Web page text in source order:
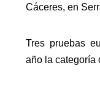
Cáceres, en
Tres pruebas
año la categoría